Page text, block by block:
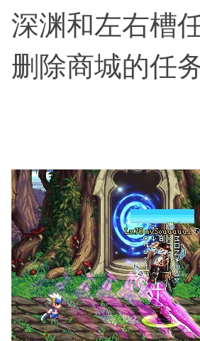
深渊和左右槽
删除商城的任